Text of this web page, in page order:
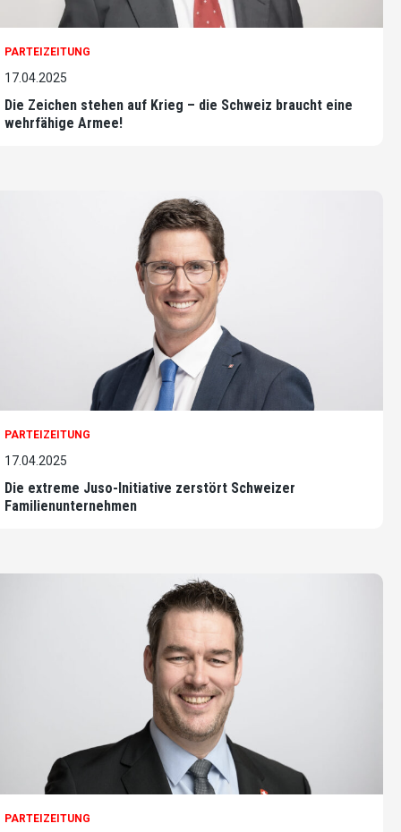
PARTEIZEITUNG
17.04.2025
Die Zeichen stehen auf Krieg – die Schweiz braucht eine
wehrfähige Armee!
PARTEIZEITUNG
17.04.2025
Die extreme Juso-Initiative zerstört Schweizer
Familienunternehmen
PARTEIZEITUNG